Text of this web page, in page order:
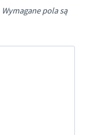
Wymagane pola są